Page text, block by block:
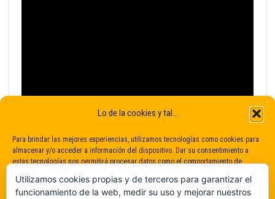
Lo de la cookies y tal...
Para brindar las mejores experiencias, utilizamos tecnologías como cookies para
almacenar y/o acceder a información del dispositivo. Dar su consentimiento a
estas tecnologías nos permitirá procesar datos como el comportamiento de
consentimiento puede afectar negativamente a determinadas características y
funciones.
Utilizamos cookies propias y de terceros para garantizar el
funcionamiento de la web, medir su uso y mejorar nuestros